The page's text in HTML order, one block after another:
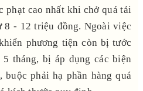
phạt cao nhất khi chở quá tải
8 - 12 triệu đồng. Ngoài việc
phương tiện còn bị tước
tháng, bị áp dụng các biện
buộc phải hạ phần hàng quá